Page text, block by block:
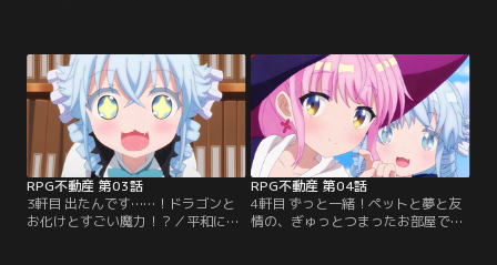
産」へと辿り着く。外にまで響いて
くる不動産屋さんとは思えない物音
に心細くなる琴音。意を決して扉を
開けた先に待っていたのは、RPG不
動産社員のファー、ルフリア、ラキ
ラだった…。
司でもあるサトナ様。かつて魔王が
住んでいたお城をテーマパーク化し
たものの、その近郊の街に空き部屋
があるのだという。琴音たちは入居
者を集めることができるの
か……！？
RPG不動産 第03話
3軒目 出たんです……！ドラゴンと
お化けとすごい魔力！？／平和にな
RPG不動産 第04話
4軒目 ずっと一緒！ペットと夢と友
情の、ぎゅっとつまったお部屋で